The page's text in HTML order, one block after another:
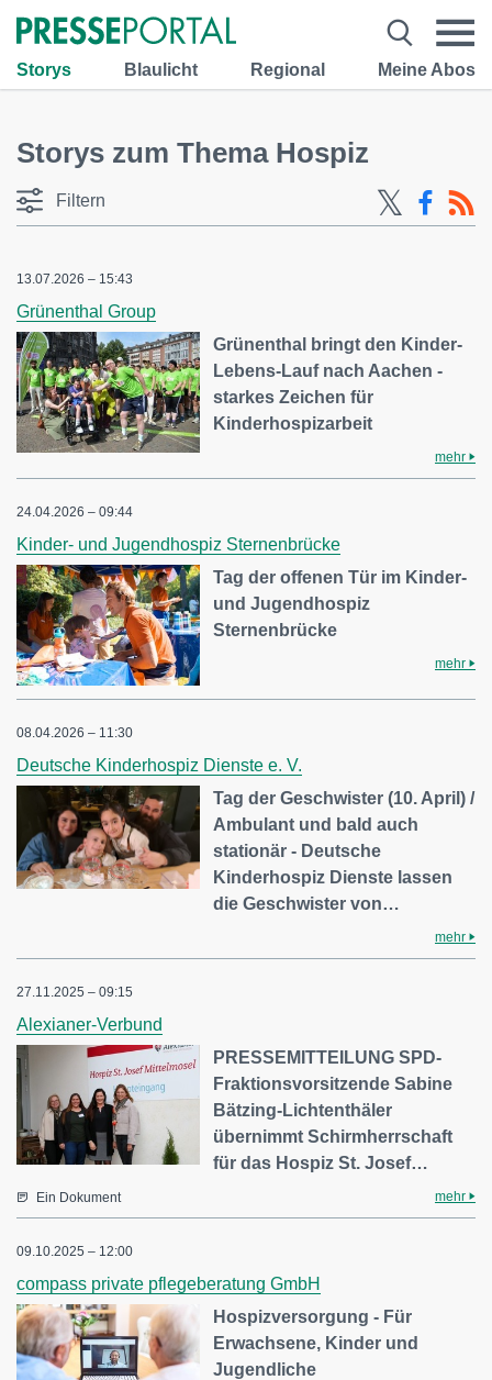
Storys Blaulicht Regional Meine Abos
Storys zum Thema Hospiz
Filtern
13.07.2026 – 15:43
Grünenthal Group
Grünenthal bringt den Kinder-
Lebens-Lauf nach Aachen -
starkes Zeichen für
Kinderhospizarbeit
mehr
24.04.2026 – 09:44
Kinder- und Jugendhospiz Sternenbrücke
Tag der offenen Tür im Kinder-
und Jugendhospiz
Sternenbrücke
mehr
08.04.2026 – 11:30
Deutsche Kinderhospiz Dienste e. V.
Tag der Geschwister (10. April) /
Ambulant und bald auch
stationär - Deutsche
Kinderhospiz Dienste lassen
die Geschwister von…
mehr
27.11.2025 – 09:15
Alexianer-Verbund
PRESSEMITTEILUNG SPD-
Fraktionsvorsitzende Sabine
Bätzing-Lichtenthäler
übernimmt Schirmherrschaft
für das Hospiz St. Josef…
Ein Dokument mehr
09.10.2025 – 12:00
compass private pflegeberatung GmbH
Hospizversorgung - Für
Erwachsene, Kinder und
Jugendliche